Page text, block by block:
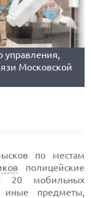
управления,
Московской
по местам
полицейские
20 мобильных
предметы,